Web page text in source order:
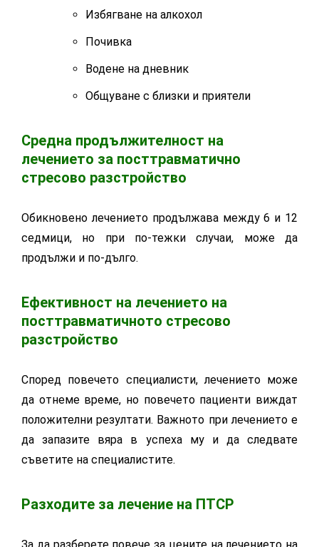
Избягване на алкохол
Почивка
Водене на дневник
Общуване с близки и приятели
Средна продължителност на
лечението за посттравматично
стресово разстройство
Обикновено лечението продължава между 6 и 12
седмици, но при по-тежки случаи, може да
продължи и по-дълго.
Ефективност на лечението на
посттравматичното стресово
разстройство
Според повечето специалисти, лечението може
да отнеме време, но повечето пациенти виждат
положителни резултати. Важното при лечението е
да запазите вяра в успеха му и да следвате
съветите на специалистите.
Разходите за лечение на ПТСР